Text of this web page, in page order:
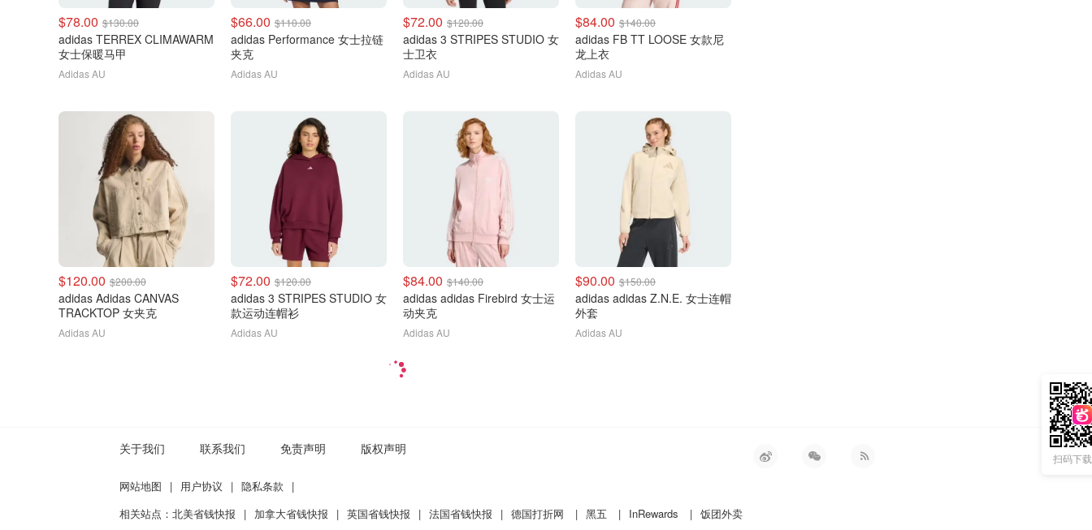
$78.00 $130.00
adidas TERREX CLIMAWARM
女士保暖马甲
Adidas AU
$66.00 $110.00
adidas Performance 女士拉链
夹克
Adidas AU
$72.00 $120.00
adidas 3 STRIPES STUDIO 女
士卫衣
Adidas AU
$84.00 $140.00
adidas FB TT LOOSE 女款尼
龙上衣
Adidas AU
$120.00 $200.00
adidas Adidas CANVAS
TRACKTOP 女夹克
Adidas AU
$72.00 $120.00
adidas 3 STRIPES STUDIO 女
款运动连帽衫
Adidas AU
$84.00 $140.00
adidas adidas Firebird 女士运
动夹克
Adidas AU
$90.00 $150.00
adidas adidas Z.N.E. 女士连帽
外套
Adidas AU
扫码下
关于我们 联系我们 免责声明 版权声明
网站地图 | 用户协议 | 隐私条款
|
相关站点： 北美省钱快报 | 加拿大省钱快报 | 英国省钱快报 | 法国省钱快报 | 德国打折网 | 黑五 | InRewards | 饭团外卖